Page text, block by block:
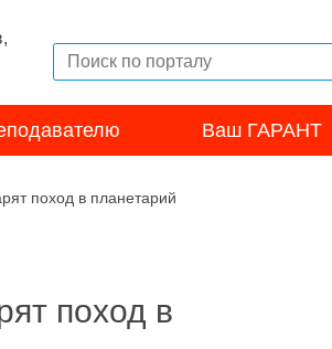
Ваш ГАРАНТ
поход в планетарий
поход в